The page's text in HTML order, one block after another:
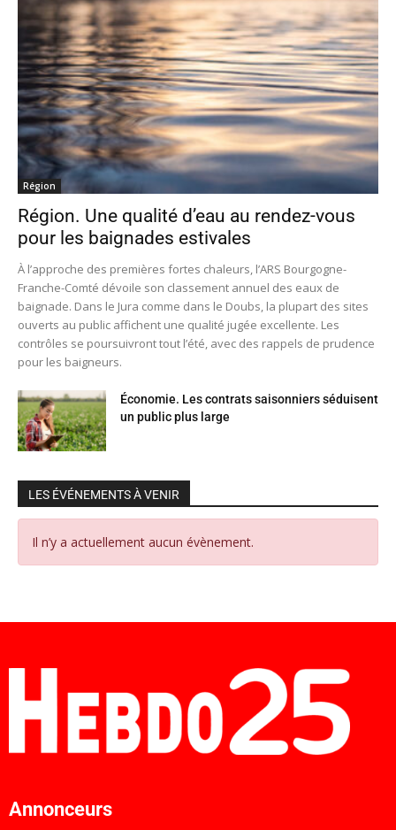
Région
Région. Une qualité d’eau au rendez-vous
pour les baignades estivales
À l’approche des premières fortes chaleurs, l’ARS Bourgogne-
Franche-Comté dévoile son classement annuel des eaux de
baignade. Dans le Jura comme dans le Doubs, la plupart des sites
ouverts au public affichent une qualité jugée excellente. Les
contrôles se poursuivront tout l’été, avec des rappels de prudence
pour les baigneurs.
Économie. Les contrats saisonniers séduisent
un public plus large
LES ÉVÉNEMENTS À VENIR
Il n’y a actuellement aucun évènement.
Annonceurs